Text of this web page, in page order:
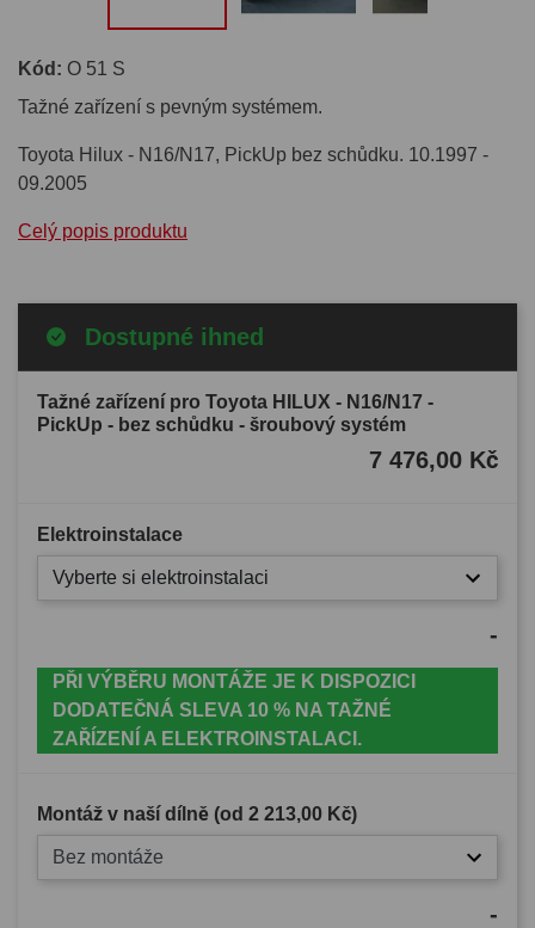
Kód: O 51 S
Tažné zařízení s pevným systémem.
Toyota Hilux - N16/N17, PickUp bez schůdku. 10.1997 -
09.2005
Celý popis produktu
Dostupné ihned
Tažné zařízení pro Toyota HILUX - N16/N17 -
PickUp - bez schůdku - šroubový systém
7 476,00 Kč
Elektroinstalace
Vyberte si elektroinstalaci
-
PŘI VÝBĚRU MONTÁŽE JE K DISPOZICI
DODATEČNÁ SLEVA 10 % NA TAŽNÉ
ZAŘÍZENÍ A ELEKTROINSTALACI.
Montáž v naší dílně (od 2 213,00 Kč)
Bez montáže
-